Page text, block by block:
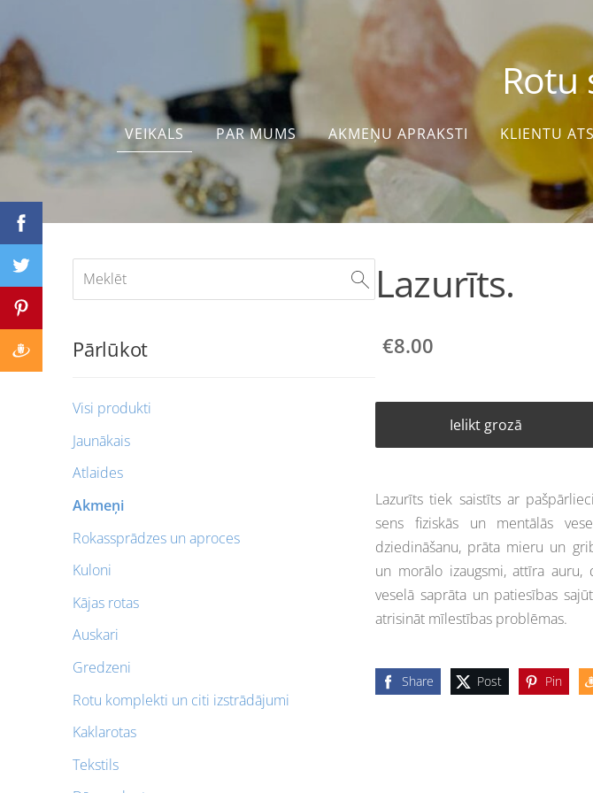
VEIKALS PAR MUMS AKMEŅU APRAKSTI KLIENTU
Pārlūkot
Visi produkti
Jaunākais
Atlaides
Akmeņi
Rokassprādzes un aproces
Kuloni
Kājas rotas
Auskari
Gredzeni
Rotu komplekti un citi izstrādājumi
Kaklarotas
Tekstils
Lazurīts.
€8.00
Ielikt grozā
Lazurīts tiek saistīts ar
sens fiziskās un mentālās
dziedināšanu, prāta mieru un
un morālo izaugsmi, attīra auru,
veselā saprāta un patiesības
atrisināt mīlestības problēmas.
Share Post Pin